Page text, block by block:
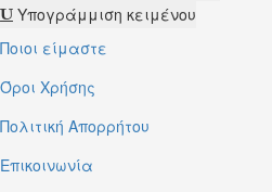
Υπογράμμιση κειμένου
Ποιοι είμαστε
Όροι Χρήσης
Πολιτική Απορρήτου
Επικοινωνία